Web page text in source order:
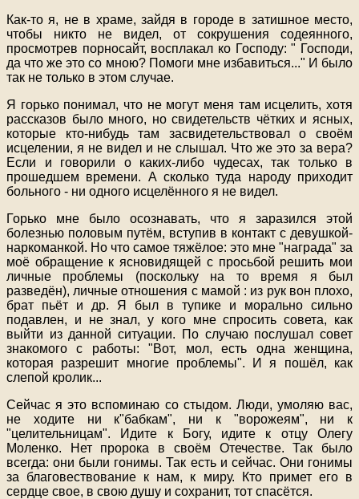
Как-то я, не в храме, зайдя в городе в затишное место,
чтобы никто не видел, от сокрушения содеянного,
просмотрев порносайт, восплакал ко Господу: " Господи,
да что же это со мною? Помоги мне избавиться..." И было
так не только в этом случае.
Я горько понимал, что не могут меня там исцелить, хотя
рассказов было много, но свидетельств чётких и ясных,
которые кто-нибудь там засвидетельствовал о своём
исцелении, я не видел и не слышал. Что же это за вера?
Если и говорили о каких-либо чудесах, так только в
прошедшем времени. А сколько туда народу приходит
больного - ни одного исцелённого я не видел.
Горько мне было осознавать, что я заразился этой
болезнью половым путём, вступив в контакт с девушкой-
наркоманкой. Но что самое тяжёлое: это мне "награда" за
моё обращение к ясновидящей с просьбой решить мои
личные проблемы (поскольку на то время я был
разведён), личные отношения с мамой : из рук вон плохо,
брат пьёт и др. Я был в тупике и морально сильно
подавлен, и не знал, у кого мне спросить совета, как
выйти из данной ситуации. По случаю послушал совет
знакомого с работы: "Вот, мол, есть одна женщина,
которая разрешит многие проблемы". И я пошёл, как
слепой кролик...
Сейчас я это вспоминаю со стыдом. Люди, умоляю вас,
не ходите ни к"бабкам", ни к "ворожеям", ни к
"целительницам". Идите к Богу, идите к отцу Олегу
Моленко. Нет пророка в своём Отечестве. Так было
всегда: они были гонимы. Так есть и сейчас. Они гонимы
за благовествование к нам, к миру. Кто примет его в
сердце свое, в свою душу и сохранит, тот спасётся.